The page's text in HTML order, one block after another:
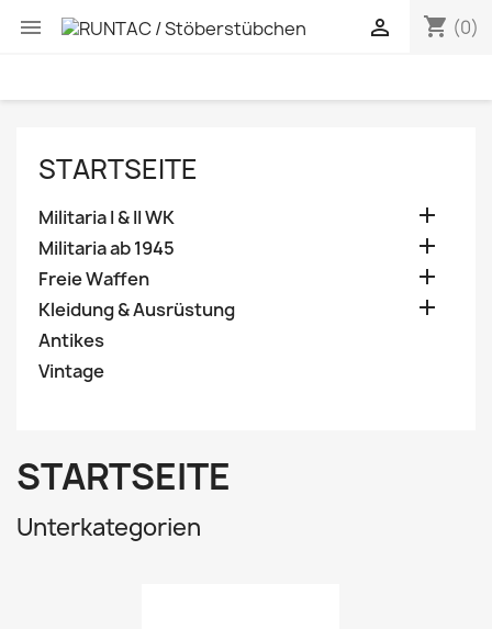
 shopping_cart (0)

STARTSEITE
Militaria I & II WK 
Militaria ab 1945 
Freie Waffen 
Kleidung & Ausrüstung 
Antikes
Vintage
STARTSEITE
Unterkategorien